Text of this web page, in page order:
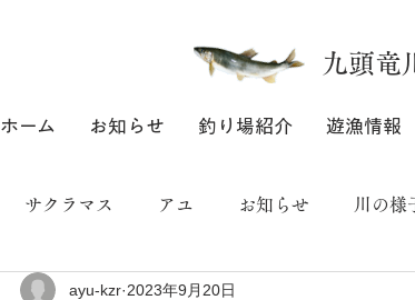
九頭竜
ホーム お知らせ 釣り場紹介 遊漁情報
サクラマス アユ お知らせ 川の様
ayu-kzr 2023年9月20日